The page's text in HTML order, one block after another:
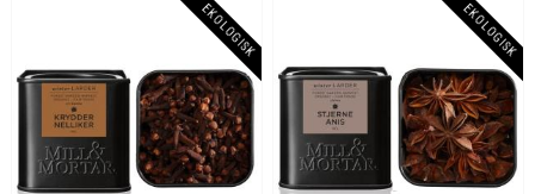
EKOLOGISK EKOLOGISK